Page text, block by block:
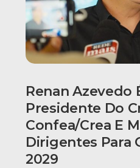
Renan Azevedo
Presidente Do
Confea/Crea E
Dirigentes Para
2029